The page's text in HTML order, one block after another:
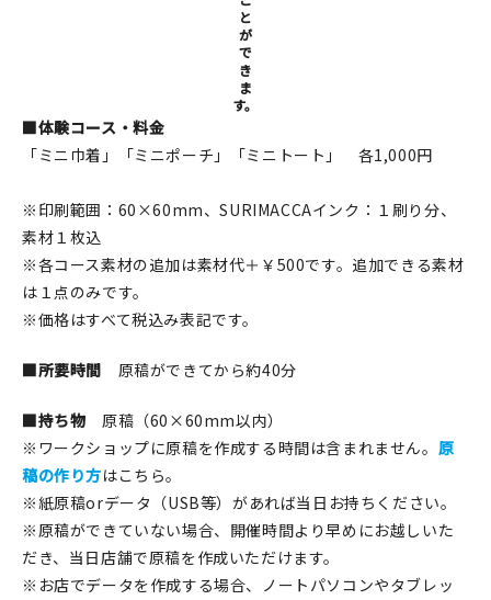
と
が
で
き
ま
す。
■体験コース・料金
「ミニ巾着」「ミニポーチ」「ミニトート」 各1,000円
※印刷範囲：60×60mm、SURIMACCAインク：１刷り分、
素材１枚込
※各コース素材の追加は素材代＋￥500です。追加できる素材
は１点のみです。
※価格はすべて税込み表記です。
■所要時間 原稿ができてから約40分
■持ち物 原稿（60×60mm以内）
※ワークショップに原稿を作成する時間は含まれません。 原
稿の作り方はこちら。
※紙原稿orデータ（USB等）があれば当日お持ちください。
※原稿ができていない場合、開催時間より早めにお越しいた
だき、当日店舗で原稿を作成いただけます。
※お店でデータを作成する場合、ノートパソコンやタブレッ